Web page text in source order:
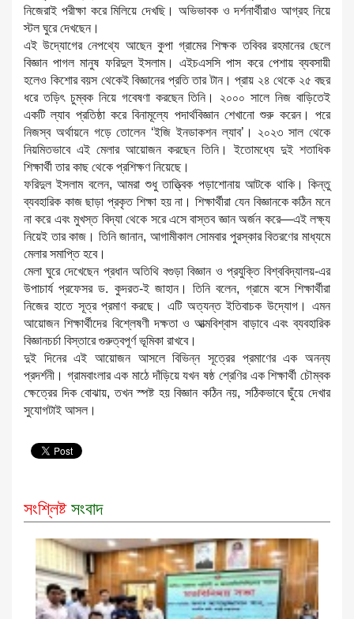
নিজেরাই পরীক্ষা করে মিলিয়ে দেখছি। অভিভাবক ও দর্শনার্থীরাও আগ্রহ নিয়ে
স্টল ঘুরে দেখছেন।
এই উদ্যোগের নেপথ্যে আছেন কুপা গ্রামের শিক্ষক তবিবর রহমানের ছেলে
বিজ্ঞান পাগল মানুষ ফরিদুল ইসলাম। এইচএসসি পাস করে পেশায় ব্যবসায়ী
হলেও কিশোর বয়স থেকেই বিজ্ঞানের প্রতি তার টান। প্রায় ২৪ থেকে ২৫ বছর
ধরে তড়িৎ চুম্বক নিয়ে গবেষণা করছেন তিনি। ২০০০ সালে নিজ বাড়িতেই
একটি ল্যাব প্রতিষ্ঠা করে বিনামূল্যে পদার্থবিজ্ঞান শেখানো শুরু করেন। পরে
নিজস্ব অর্থায়নে গড়ে তোলেন ‘ইজি ইনডাকশন ল্যাব’। ২০২৩ সাল থেকে
নিয়মিতভাবে এই মেলার আয়োজন করছেন তিনি। ইতোমধ্যে দুই শতাধিক
শিক্ষার্থী তার কাছ থেকে প্রশিক্ষণ নিয়েছে।
ফরিদুল ইসলাম বলেন, আমরা শুধু তাত্ত্বিক পড়াশোনায় আটকে থাকি। কিন্তু
ব্যবহারিক কাজ ছাড়া প্রকৃত শিক্ষা হয় না। শিক্ষার্থীরা যেন বিজ্ঞানকে কঠিন মনে
না করে এবং মুখস্ত বিদ্যা থেকে সরে এসে বাস্তব জ্ঞান অর্জন করে—এই লক্ষ্য
নিয়েই তার কাজ। তিনি জানান, আগামীকাল সোমবার পুরস্কার বিতরণের মাধ্যমে
মেলার সমাপ্তি হবে।
মেলা ঘুরে দেখেছেন প্রধান অতিথি বগুড়া বিজ্ঞান ও প্রযুক্তি বিশ্ববিদ্যালয়-এর
উপাচার্য প্রফেসর ড. কুদরত-ই জাহান। তিনি বলেন, গ্রামে বসে শিক্ষার্থীরা
নিজের হাতে সূত্র প্রমাণ করছে। এটি অত্যন্ত ইতিবাচক উদ্যোগ। এমন
আয়োজন শিক্ষার্থীদের বিশ্লেষণী দক্ষতা ও আত্মবিশ্বাস বাড়াবে এবং ব্যবহারিক
বিজ্ঞানচর্চা বিস্তারে গুরুত্বপূর্ণ ভূমিকা রাখবে।
দুই দিনের এই আয়োজন আসলে বিভিন্ন সূত্রের প্রমাণের এক অনন্য
প্রদর্শনী। গ্রামবাংলার এক মাঠে দাঁড়িয়ে যখন ষষ্ঠ শ্রেণির এক শিক্ষার্থী চৌম্বক
ক্ষেত্রের দিক বোঝায়, তখন স্পষ্ট হয় বিজ্ঞান কঠিন নয়, সঠিকভাবে ছুঁয়ে দেখার
সুযোগটাই আসল।
সংশ্লিষ্ট সংবাদ